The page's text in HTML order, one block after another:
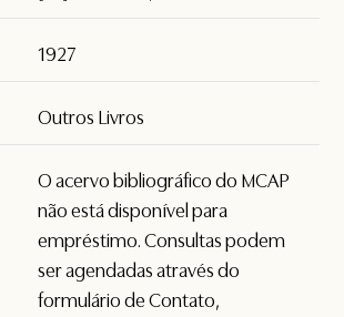
1927
Outros Livros
O acervo bibliográfico do MCAP
não está disponível para
empréstimo. Consultas podem
ser agendadas através do
formulário deContato,